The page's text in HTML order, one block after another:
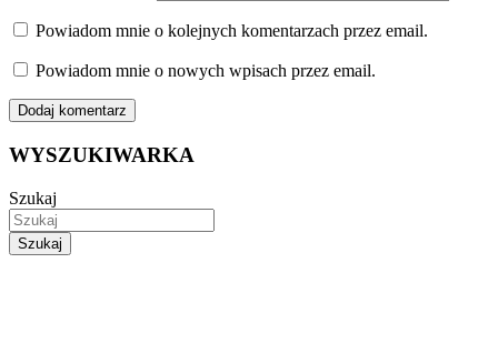
Powiadom mnie o kolejnych komentarzach przez email.
Powiadom mnie o nowych wpisach przez email.
WYSZUKIWARKA
Szukaj
Szukaj